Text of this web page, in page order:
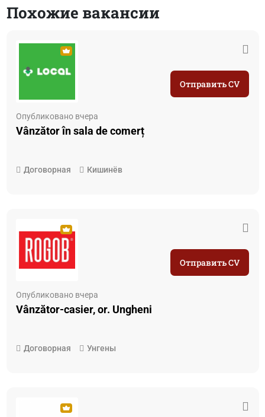
Похожие вакансии
Опубликовано вчера
Vânzător în sala de comerț
Договорная Кишинёв
Отправить CV
Опубликовано вчера
Vânzător-casier, or. Ungheni
Договорная Унгены
Отправить CV